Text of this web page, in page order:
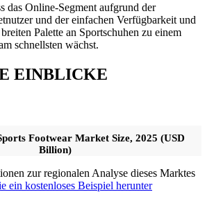
das Online-Segment aufgrund der
und der einfachen Verfügbarkeit und
Palette an Sportschuhen zu einem
schnellsten wächst.
EINBLICKE
Footwear Market Size, 2025 (USD
Billion)
zur regionalen Analyse dieses Marktes
ein kostenloses Beispiel herunter